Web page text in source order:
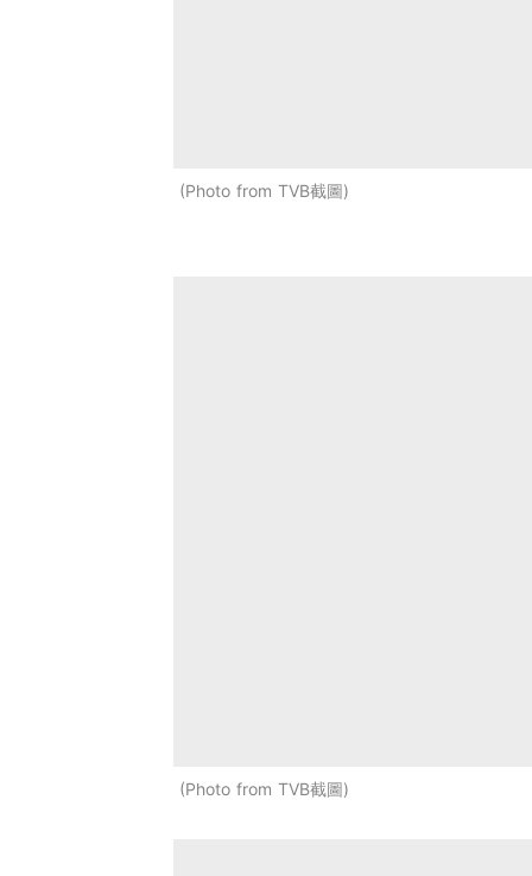
Photo from TVB截圖
Photo from TVB截圖